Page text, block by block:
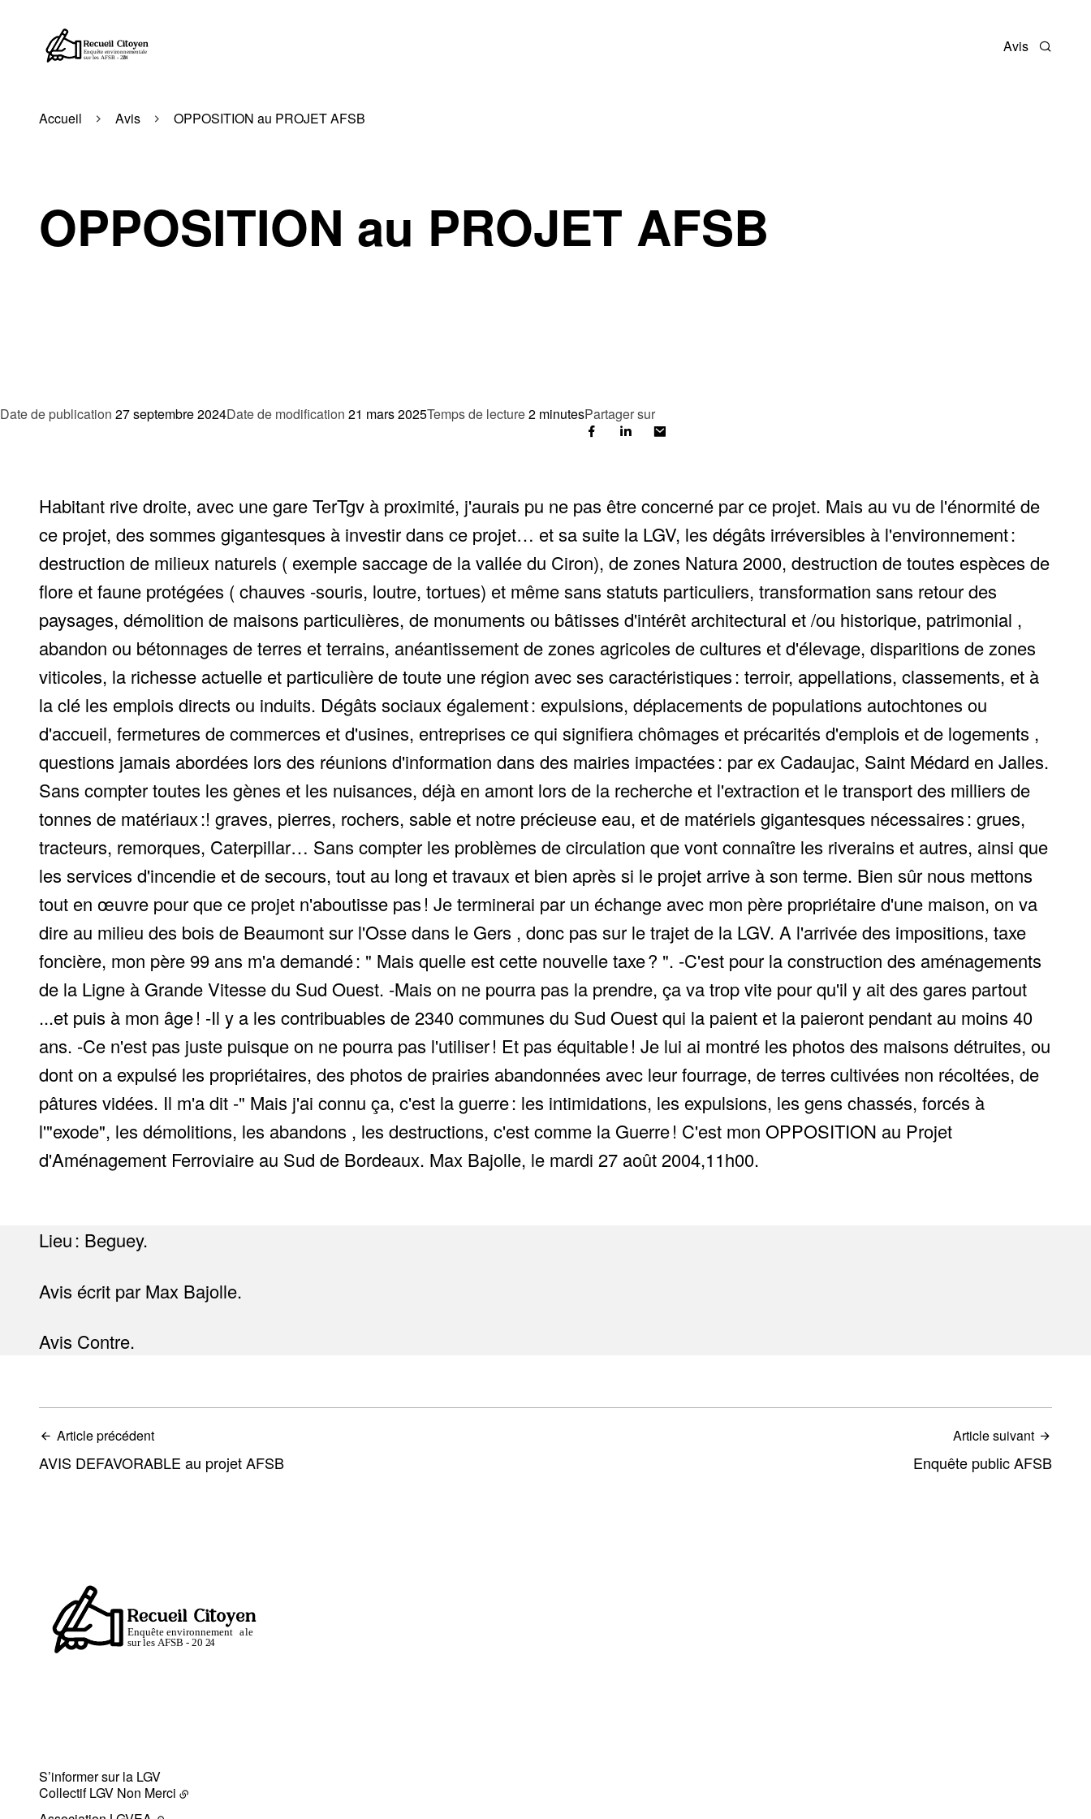
Avis
Accueil Avis OPPOSITION au PROJET AFSB
OPPOSITION au PROJET AFSB
Date de publication 27 septembre 2024Date de modification 21 mars 2025Temps de lecture2 minutesPartager sur
Habitant rive droite, avec une gare TerTgv à proximité, j'aurais pu ne pas être concerné par ce projet. Mais au vu de l'énormité de
ce projet, des sommes gigantesques à investir dans ce projet… et sa suite la LGV, les dégâts irréversibles à l'environnement :
destruction de milieux naturels ( exemple saccage de la vallée du Ciron), de zones Natura 2000, destruction de toutes espèces de
flore et faune protégées ( chauves -souris, loutre, tortues) et même sans statuts particuliers, transformation sans retour des
paysages, démolition de maisons particulières, de monuments ou bâtisses d'intérêt architectural et /ou historique, patrimonial ,
abandon ou bétonnages de terres et terrains, anéantissement de zones agricoles de cultures et d'élevage, disparitions de zones
viticoles, la richesse actuelle et particulière de toute une région avec ses caractéristiques : terroir, appellations, classements, et à
la clé les emplois directs ou induits. Dégâts sociaux également : expulsions, déplacements de populations autochtones ou
d'accueil, fermetures de commerces et d'usines, entreprises ce qui signifiera chômages et précarités d'emplois et de logements ,
questions jamais abordées lors des réunions d'information dans des mairies impactées : par ex Cadaujac, Saint Médard en Jalles.
Sans compter toutes les gènes et les nuisances, déjà en amont lors de la recherche et l'extraction et le transport des milliers de
tonnes de matériaux :! graves, pierres, rochers, sable et notre précieuse eau, et de matériels gigantesques nécessaires : grues,
tracteurs, remorques, Caterpillar… Sans compter les problèmes de circulation que vont connaître les riverains et autres, ainsi que
les services d'incendie et de secours, tout au long et travaux et bien après si le projet arrive à son terme. Bien sûr nous mettons
tout en œuvre pour que ce projet n'aboutisse pas ! Je terminerai par un échange avec mon père propriétaire d'une maison, on va
dire au milieu des bois de Beaumont sur l'Osse dans le Gers , donc pas sur le trajet de la LGV. A l'arrivée des impositions, taxe
foncière, mon père 99 ans m'a demandé : " Mais quelle est cette nouvelle taxe ? ". -C'est pour la construction des aménagements
de la Ligne à Grande Vitesse du Sud Ouest. -Mais on ne pourra pas la prendre, ça va trop vite pour qu'il y ait des gares partout
...et puis à mon âge ! -Il y a les contribuables de 2340 communes du Sud Ouest qui la paient et la paieront pendant au moins 40
ans. -Ce n'est pas juste puisque on ne pourra pas l'utiliser ! Et pas équitable ! Je lui ai montré les photos des maisons détruites, ou
dont on a expulsé les propriétaires, des photos de prairies abandonnées avec leur fourrage, de terres cultivées non récoltées, de
pâtures vidées. Il m'a dit -" Mais j'ai connu ça, c'est la guerre : les intimidations, les expulsions, les gens chassés, forcés à
l'"exode", les démolitions, les abandons , les destructions, c'est comme la Guerre ! C'est mon OPPOSITION au Projet
d'Aménagement Ferroviaire au Sud de Bordeaux. Max Bajolle, le mardi 27 août 2004,11h00.
Lieu : Beguey.
Avis écrit par Max Bajolle.
Avis Contre.
Article précédent
AVIS DEFAVORABLE au projet AFSB
Article suivant
Enquête public AFSB
S’informer sur la LGV
Collectif LGV Non Merci